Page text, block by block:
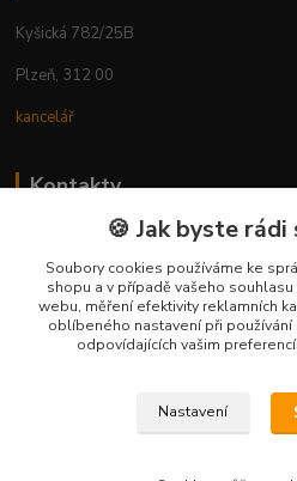
Kyšická 782/25B
Plzeň, 312 00
kancelář
Kontakty
Ing. Michal Vaněk
+420 603 332
(Po-Pá, 10-17 hod.)
info@vyhodnynakup.eu
🍪 Jak byste rádi
Soubory cookies používáme ke
shopu a v případě vašeho
webu, měření efektivity reklamních
oblíbeného nastavení při používání
odpovídajících vašim
Nastavení